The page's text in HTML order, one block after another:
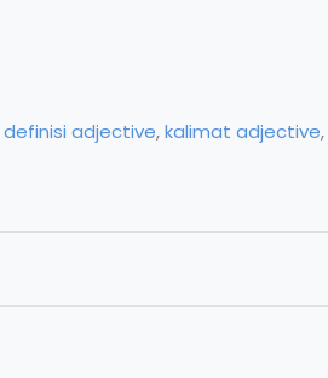
definisi adjective,kalimat adjective,